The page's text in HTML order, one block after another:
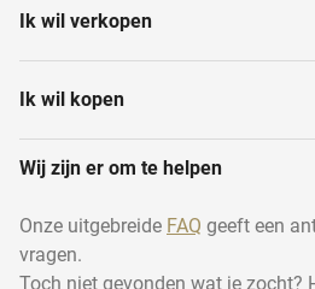
Glasboor- en
zaagmachines
Overige voorraad
Ik wil verkopen
Ik wil kopen
Wij zijn er om te helpen
Onze uitgebreide FAQ geeft een
vragen.
Toch niet gevonden wat je zocht?